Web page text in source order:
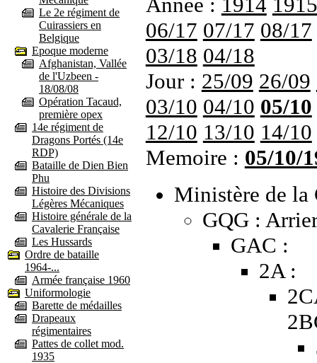
Le 2e régiment de
Cuirassiers en
Belgique
Epoque moderne
Afghanistan, Vallée
de l'Uzbeen -
18/08/08
Opération Tacaud,
première opex
14e régiment de
Dragons Portés (14e
RDP)
Bataille de Dien Bien
Phu
Histoire des Divisions
Légères Mécaniques
Histoire générale de la
Cavalerie Française
Les Hussards
Ordre de bataille
1964-...
Armée française 1960
Uniformologie
Barette de médailles
Drapeaux
régimentaires
Pattes de collet mod.
1935
06/17 07/17 08/17
03/18 04/18
Jour : 25/09 26/09
03/10 04/10 05/10
12/10 13/10 14/10
Memoire : 05/10/
Ministère de la
GQG :
GAC :
2A :